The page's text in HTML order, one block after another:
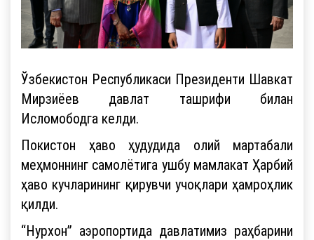
Ўзбекистон Республикаси Президенти Шавкат
Мирзиёев давлат ташрифи билан
Исломободга келди.
Покистон ҳаво ҳудудида олий мартабали
меҳмоннинг самолётига ушбу мамлакат Ҳарбий
ҳаво кучларининг қирувчи учоқлари ҳамроҳлик
қилди.
“Нурхон” аэропортида давлатимиз раҳбарини